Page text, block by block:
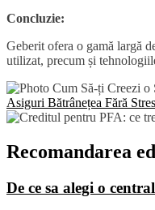
Concluzie:
Geberit ofera o gamă largă
utilizat, precum și
Asiguri Bătrânețea Fără
Recomandarea
De ce sa alegi o